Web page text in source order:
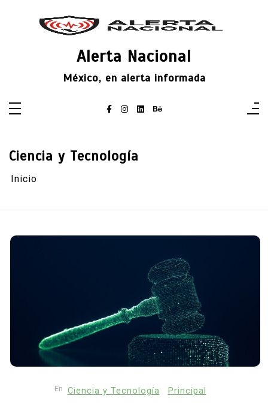
Alerta Nacional
México, en alerta informada
Ciencia y Tecnología
Inicio
En Ciencia y Tecnología Principal